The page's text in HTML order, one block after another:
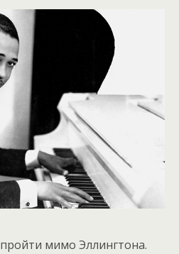
мимо Эллингтона.